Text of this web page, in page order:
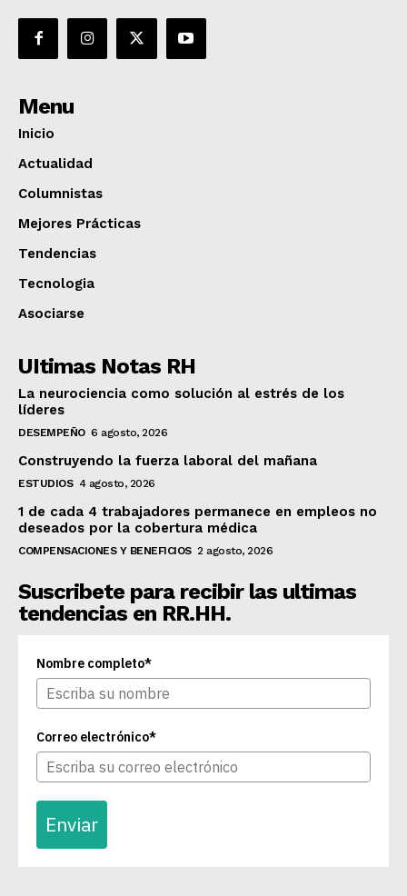
Menu
Inicio
Actualidad
Columnistas
Mejores Prácticas
Tendencias
Tecnologia
Asociarse
UItimas Notas RH
La neurociencia como solución al estrés de los
líderes
DESEMPEÑO 6 agosto, 2026
Construyendo la fuerza laboral del mañana
ESTUDIOS 4 agosto, 2026
1 de cada 4 trabajadores permanece en empleos no
deseados por la cobertura médica
COMPENSACIONES Y BENEFICIOS 2 agosto, 2026
Suscribete para recibir las ultimas
tendencias en RR.HH.
Nombre completo*
Correo electrónico*
Enviar